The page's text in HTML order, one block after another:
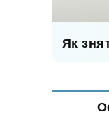
Як